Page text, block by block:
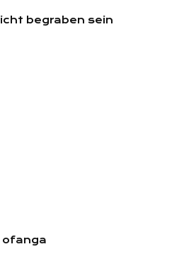
begraben sein
ofanga